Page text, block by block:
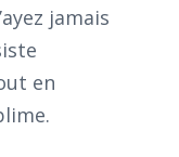
jamais
en